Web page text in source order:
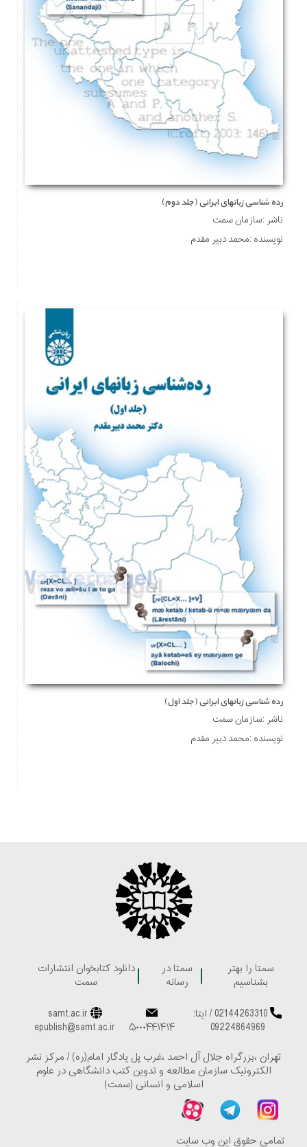
رده شناسی زبانهای ایرانی (جلد دوم)
ناشر :سازمان سمت
نویسنده :محمد دبیر مقدم
رده شناسی زبانهای ایرانی (جلد اول)
ناشر :سازمان سمت
نویسنده :محمد دبیر مقدم
سمتا را بهتر
بشناسیم
سمتا در
رسانه
دانلود کتابخوان انتشارات
سمت
02144263310
/ایتا:
09224864969 ۵۰۰۰۴۴۱۴۱۴
samt.ac.ir
epublish@samt.ac.ir
تهران ،بزرگراه جلال آل احمد ،غرب پل یادگار امام(ره) / مرکز نشر
الکترونیک سازمان مطالعه و تدوین کتب دانشگاهی در علوم
اسلامی و انسانی (سمت)
تمامی حقوق این وب سایت